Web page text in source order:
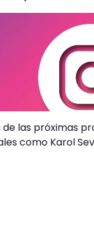
las próximas
como Karol